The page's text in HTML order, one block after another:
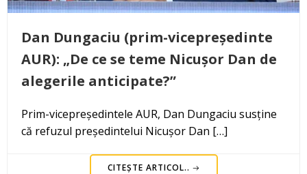
Dan Dungaciu (prim-vicepreședinte
AUR): „De ce se teme Nicușor Dan de
alegerile anticipate?”
Prim-vicepreședintele AUR, Dan Dungaciu susține
că refuzul președintelui Nicușor Dan […]
CITEȘTE ARTICOL..